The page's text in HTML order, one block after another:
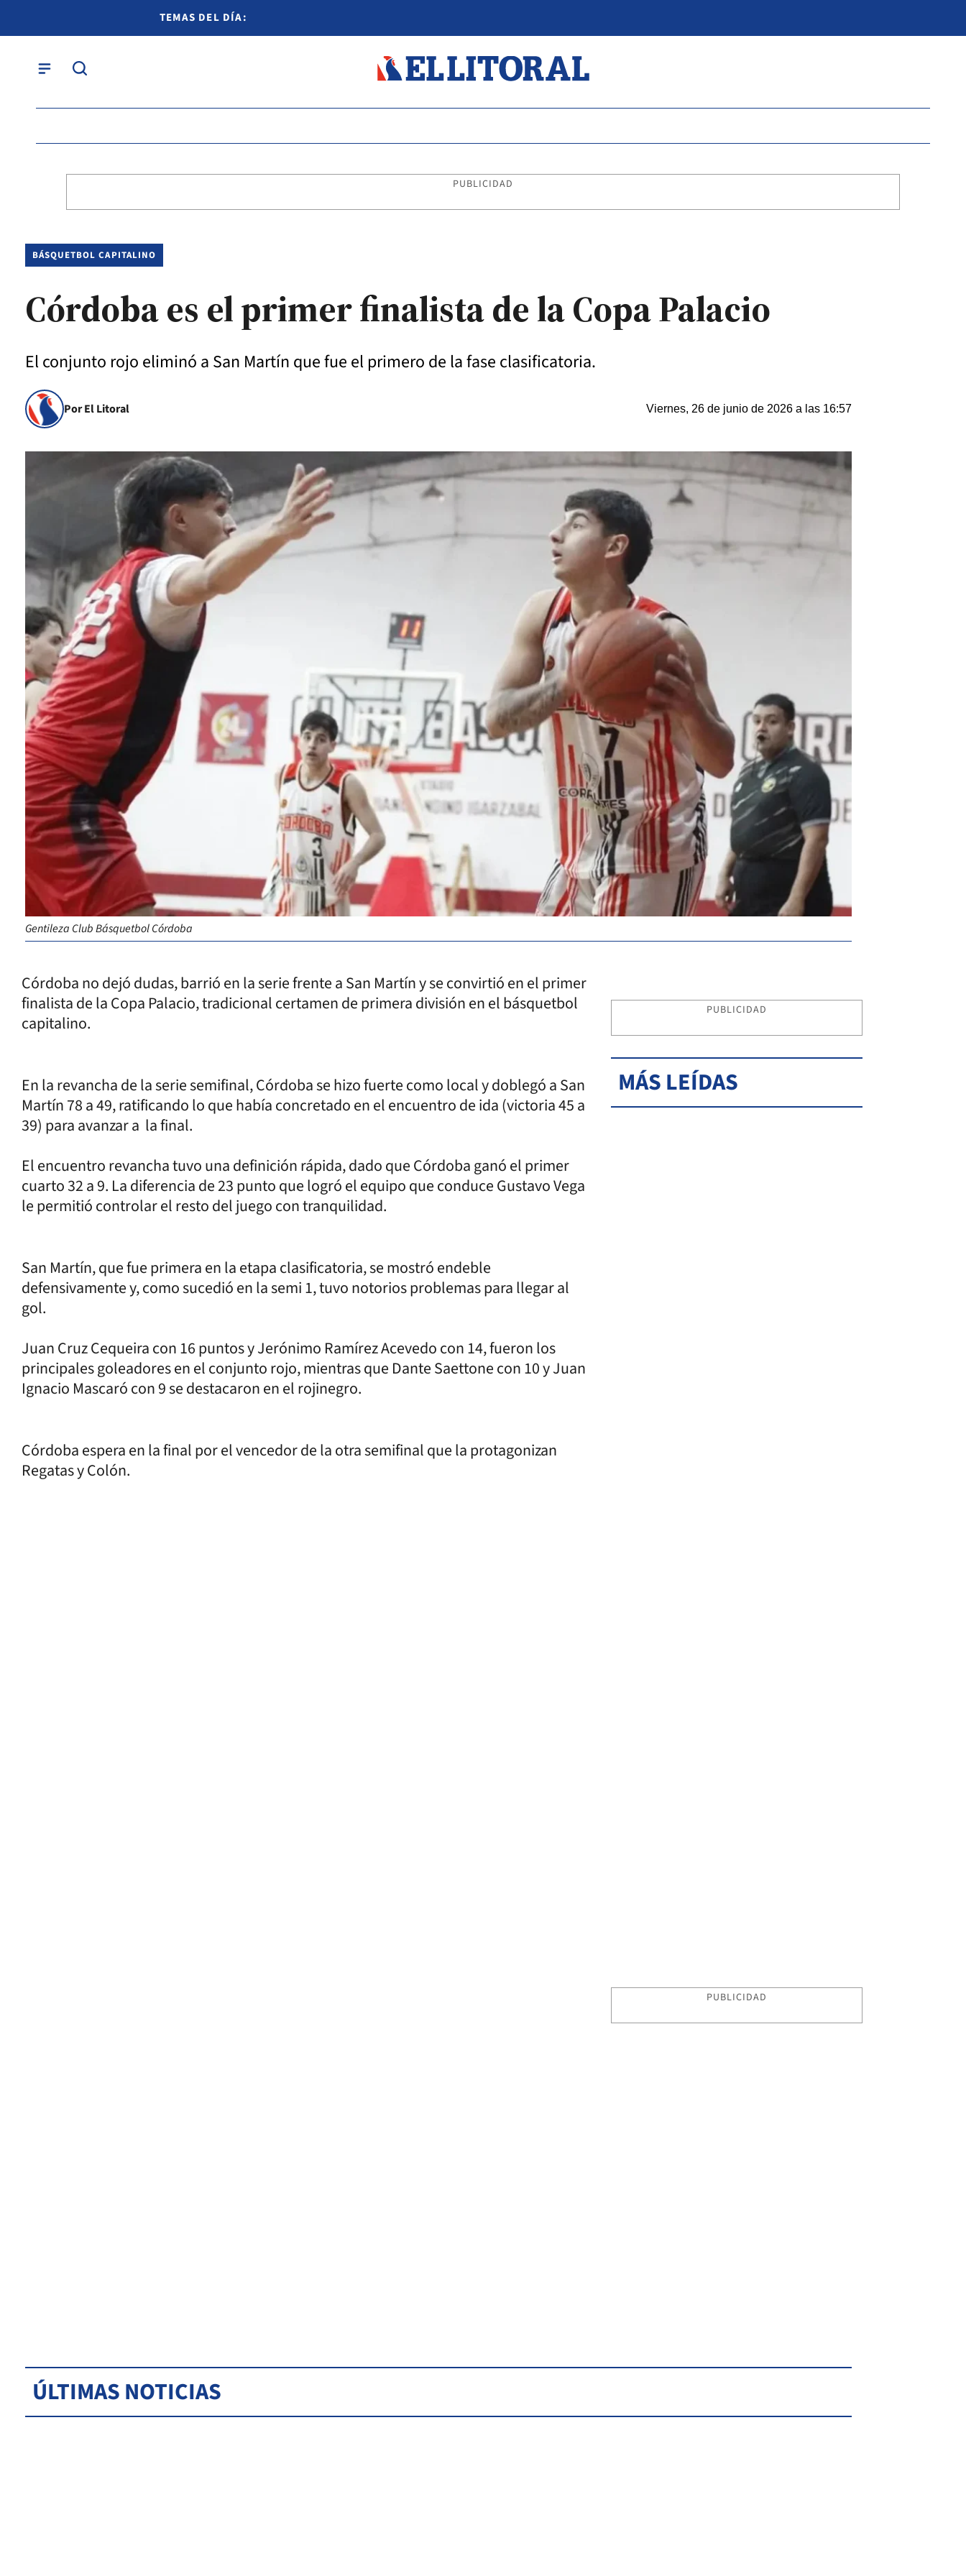
TEMAS DEL DÍA:
PUBLICIDAD
BÁSQUETBOL CAPITALINO
Córdoba es el primer finalista de la Copa Palacio
El conjunto rojo eliminó a San Martín que fue el primero de la fase clasificatoria.
Por El Litoral Viernes, 26 de junio de 2026 a las 16:57
Gentileza Club Básquetbol Córdoba
Córdoba no dejó dudas, barrió en la serie frente a San Martín y se convirtió en el primer
finalista de la Copa Palacio, tradicional certamen de primera división en el básquetbol
capitalino.
En la revancha de la serie semifinal, Córdoba se hizo fuerte como local y doblegó a San
Martín 78 a 49, ratificando lo que había concretado en el encuentro de ida (victoria 45 a
39) para avanzar a la final.
El encuentro revancha tuvo una definición rápida, dado que Córdoba ganó el primer
cuarto 32 a 9. La diferencia de 23 punto que logró el equipo que conduce Gustavo Vega
le permitió controlar el resto del juego con tranquilidad.
San Martín, que fue primera en la etapa clasificatoria, se mostró endeble
defensivamente y, como sucedió en la semi 1, tuvo notorios problemas para llegar al
gol.
Juan Cruz Cequeira con 16 puntos y Jerónimo Ramírez Acevedo con 14, fueron los
principales goleadores en el conjunto rojo, mientras que Dante Saettone con 10 y Juan
Ignacio Mascaró con 9 se destacaron en el rojinegro.
Córdoba espera en la final por el vencedor de la otra semifinal que la protagonizan
Regatas y Colón.
PUBLICIDAD
MÁS LEÍDAS
PUBLICIDAD
ÚLTIMAS NOTICIAS